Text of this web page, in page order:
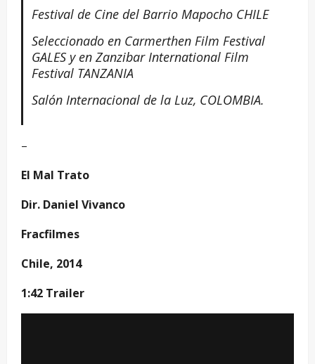
Festival de Cine del Barrio Mapocho CHILE
Seleccionado en Carmerthen Film Festival
GALES y en Zanzibar International Film
Festival TANZANIA
Salón Internacional de la Luz, COLOMBIA.
–
El Mal Trato
Dir. Daniel Vivanco
Fracfilmes
Chile, 2014
1:42 Trailer